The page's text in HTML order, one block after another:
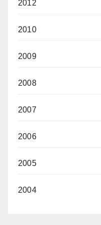
2012
2010
2009
2008
2007
2006
2005
2004